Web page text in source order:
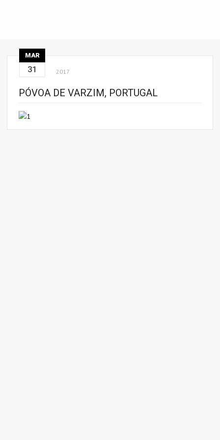
MAR
31 2017
PÓVOA DE VARZIM, PORTUGAL